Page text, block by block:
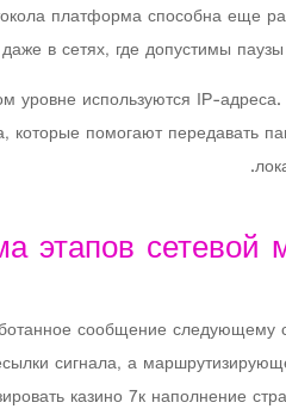
платформа способна еще
в сетях, где допустимы
уровне используются IP-
помогают передавать
этапов сетевой
сообщение следующему
сигнала, а
казино 7к наполнение